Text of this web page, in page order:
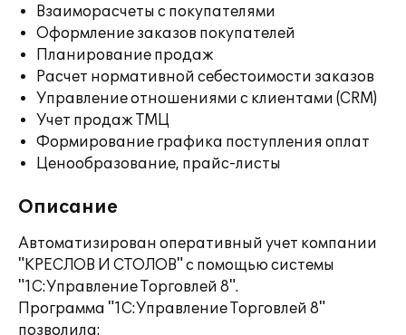
Взаиморасчеты с покупателями
Оформление заказов покупателей
Планирование продаж
Расчет нормативной себестоимости заказов
Управление отношениями с клиентами (CRM)
Учет продаж ТМЦ
Формирование графика поступления оплат
Ценообразование, прайс-листы
Описание
Автоматизирован оперативный учет компании
"КРЕСЛОВ И СТОЛОВ" с помощью системы
"1С:Управление Торговлей 8".
Программа "1С:Управление Торговлей 8"
позволила: